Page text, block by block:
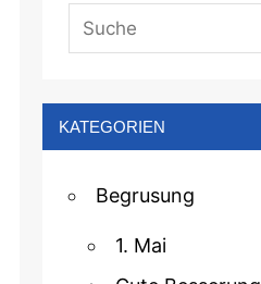
KATEGORIEN
Begrusung
1. Mai